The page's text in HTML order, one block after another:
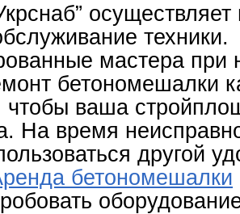
осуществляет
техники.
мастера при
бетономешалки
чтобы ваша
На время
другой
бетономешалки